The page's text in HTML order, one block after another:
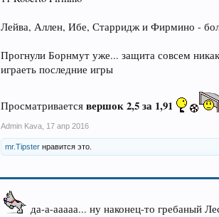
Лейва, Аллен, Ибе, Старридж и Фирмино -
Прогнули Борнмут уже... защита совсем
играеть последние игры
Просматриваетсявершок 2,5 за 1,91
Admin Kava 17 апр 2016
mr.Tipster нравится это.
да-а-ааааа... ну наконец-то гребаный